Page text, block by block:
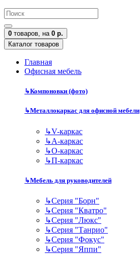
0 товаров, на 0 р.
Каталог товаров
Главная
Офисная мебель
↳Компоновки (фото)
↳Металлокаркас для офисной мебели
↳V-каркас
↳А-каркас
↳О-каркас
↳П-каркас
↳Мебель для руководителей
↳Серия "Борн"
↳Серия "Кватро"
↳Серия "Люкс"
↳Серия "Танрио"
↳Серия "Фокус"
↳Серия "Яппи"